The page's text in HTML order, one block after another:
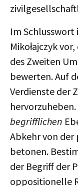
Im
Mikołajczyk
des Zweiten
bewerten. Auf
Verdienste der
begrifflichen
Abkehr von
betonen.
der Begriff der
oppositionelle